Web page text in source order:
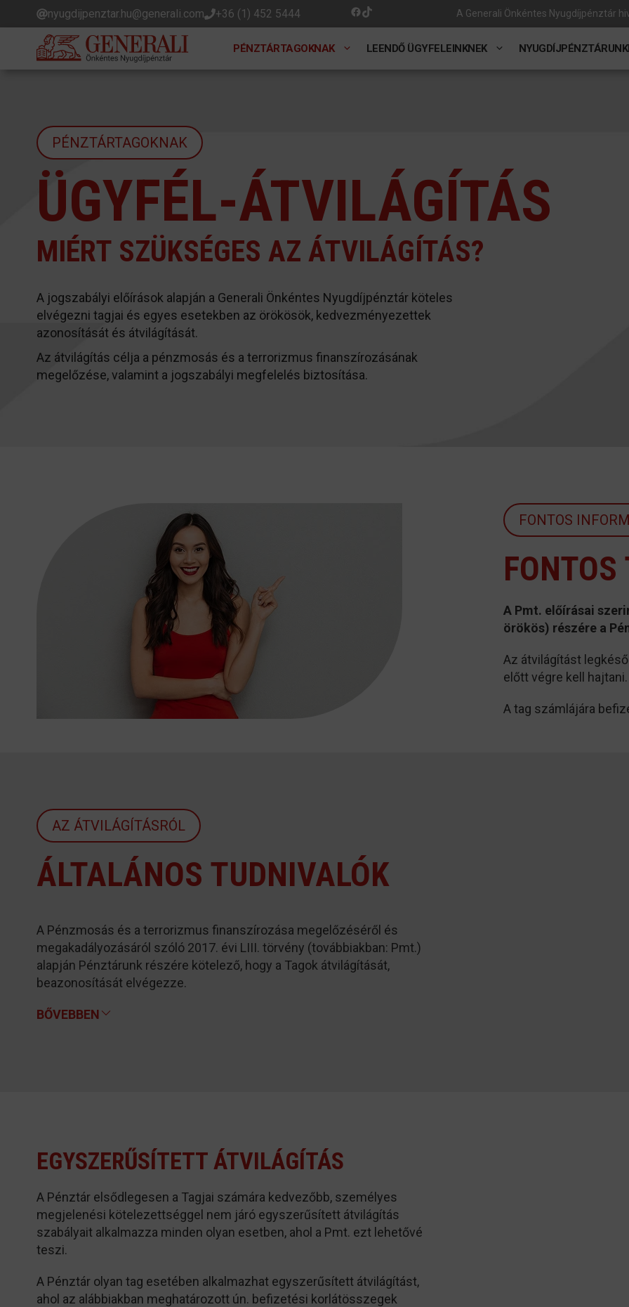
Kilépés
a
tartalomba
nyugdijpenztar.hu@generali.com +36 (1) 452 5444 Facebook
TikTok A Generali Önkéntes Nyugdíjpénztár
PÉNZTÁRTAGOKNAK LEENDŐ ÜGYFELEINKNEK
PÉNZTÁRTAGOKNAK
ÜGYFÉL-ÁTVILÁGÍTÁS
MIÉRT SZÜKSÉGES AZ ÁTVILÁGÍTÁS?
A jogszabályi előírások alapján a Generali Önkéntes Nyugdíjpénztár köteles
elvégezni tagjai és egyes esetekben az örökösök, kedvezményezettek
azonosítását és átvilágítását.
Az átvilágítás célja a pénzmosás és a terrorizmus finanszírozásának
megelőzése, valamint a jogszabályi megfelelés biztosítása.
FONTOS
FONTOS
A Pmt. előírásai
örökös) részére a
Az átvilágítást
előtt végre kell hajtani.
A tag számlájára
AZ ÁTVILÁGÍTÁSRÓL
ÁLTALÁNOS TUDNIVALÓK
A Pénzmosás és a terrorizmus finanszírozása megelőzéséről és
megakadályozásáról szóló 2017. évi LIII. törvény (továbbiakban: Pmt.)
alapján Pénztárunk részére kötelező, hogy a Tagok átvilágítását,
beazonosítását elvégezze.
BŐVEBBEN
EGYSZERŰSÍTETT ÁTVILÁGÍTÁS
A Pénztár elsődlegesen a Tagjai számára kedvezőbb, személyes
megjelenési kötelezettséggel nem járó egyszerűsített átvilágítás
szabályait alkalmazza minden olyan esetben, ahol a Pmt. ezt lehetővé
teszi.
A Pénztár olyan tag esetében alkalmazhat egyszerűsített átvilágítást,
ahol az alábbiakban meghatározott ún. befizetési korlátösszegek